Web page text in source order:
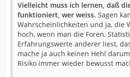
Vielleicht muss ich lernen, daß
funktioniert, wer weiss. Sagen
Wahrscheinlichkeiten und ja, die
hoch, wenn man die Foren,
Erfahrungswerte anderer liest,
mache ja auch keinen Hehl
Risiko immer wieder bewusst